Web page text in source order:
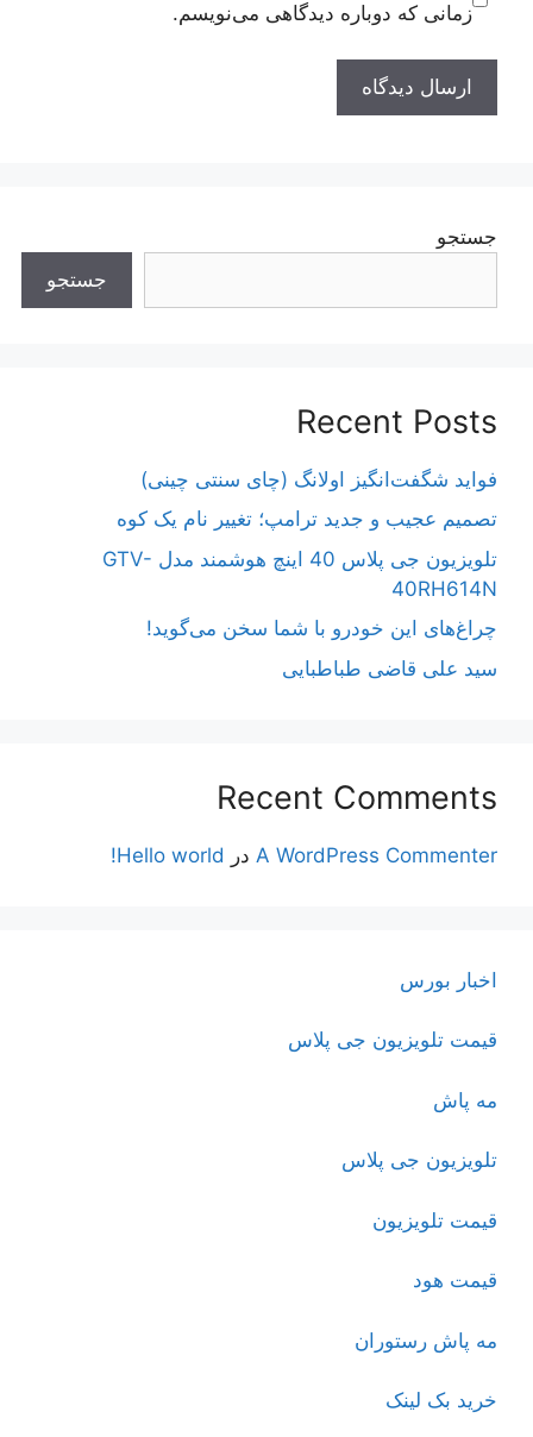
زمانی که دوباره دیدگاهی می‌نویسم.
جستجو
جستجو
Recent Posts
فواید شگفت‌انگیز اولانگ (چای سنتی چینی)
تصمیم عجیب و جدید ترامپ؛ تغییر نام یک کوه
تلویزیون جی پلاس 40 اینچ هوشمند مدل GTV-
40RH614N
چراغ‌های این خودرو با شما سخن می‌گوید!
سید علی قاضی طباطبایی
Recent Comments
A WordPress Commenter در Hello world!
اخبار بورس
قیمت تلویزیون جی پلاس
مه پاش
تلویزیون جی پلاس
قیمت تلویزیون
قیمت هود
مه پاش رستوران
خرید بک لینک